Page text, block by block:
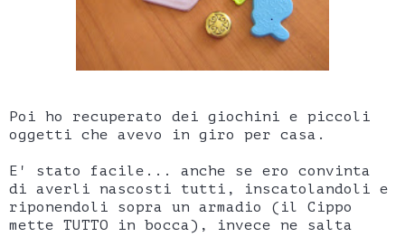
Poi ho recuperato dei giochini e piccoli
oggetti che avevo in giro per casa.
E' stato facile... anche se ero convinta
di averli nascosti tutti, inscatolandoli e
riponendoli sopra un armadio (il Cippo
mette TUTTO in bocca), invece ne salta